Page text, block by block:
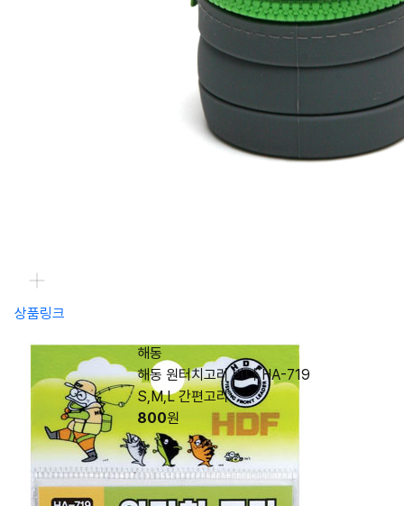
상품링크
해동
해동 원터치고리 비나 HA-719
S,M,L 간편고리
800원